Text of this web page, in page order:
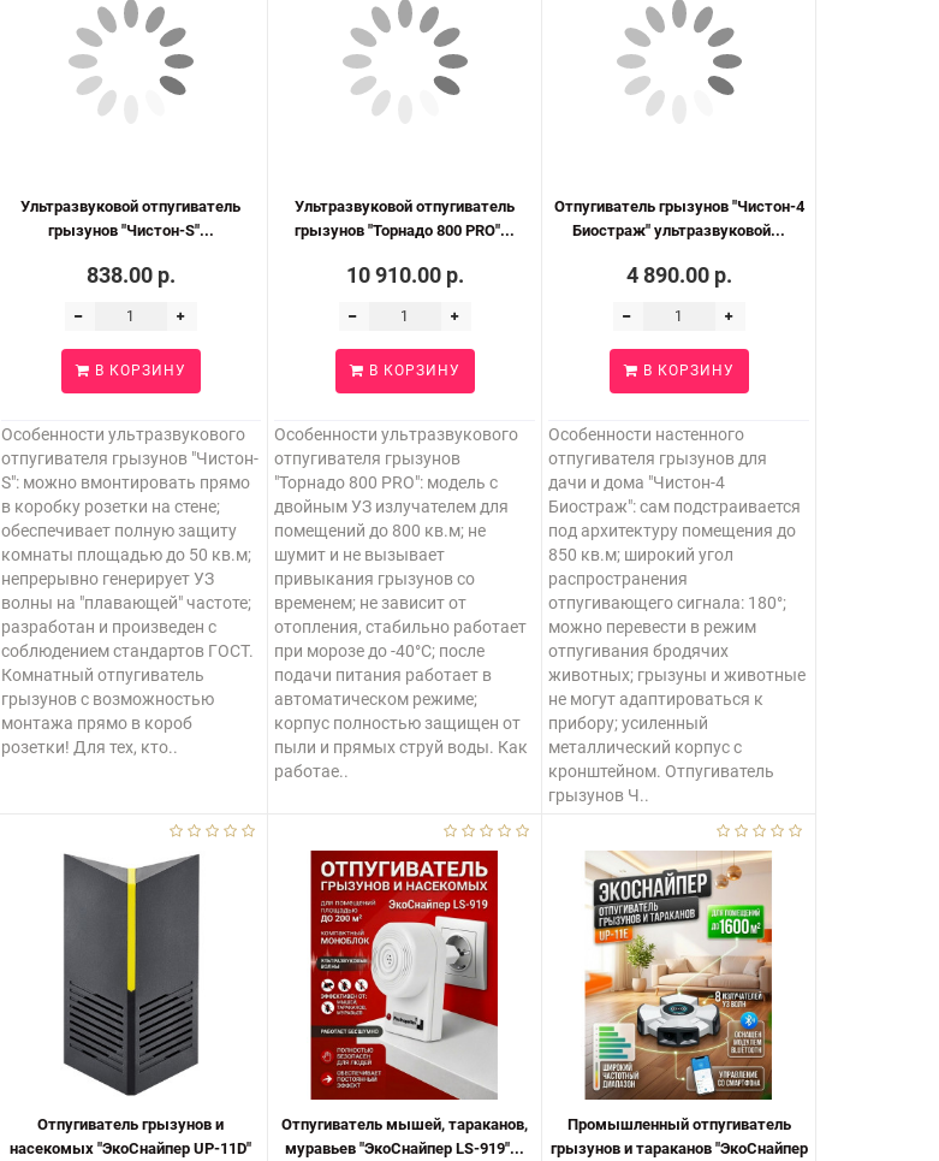
Ультразвуковой отпугиватель
грызунов "Чистон-S"...
838.00 р.
В КОРЗИНУ
Особенности ультразвукового
отпугивателя грызунов "Чистон-
S": можно вмонтировать прямо
в коробку розетки на стене;
обеспечивает полную защиту
комнаты площадью до 50 кв.м;
непрерывно генерирует УЗ
волны на "плавающей" частоте;
разработан и произведен с
соблюдением стандартов ГОСТ.
Комнатный отпугиватель
грызунов с возможностью
монтажа прямо в короб
розетки! Для тех, кто..
Ультразвуковой отпугиватель
грызунов "Торнадо 800 PRO"...
10 910.00 р.
В КОРЗИНУ
Особенности ультразвукового
отпугивателя грызунов
"Торнадо 800 PRO": модель с
двойным УЗ излучателем для
помещений до 800 кв.м; не
шумит и не вызывает
привыкания грызунов со
временем; не зависит от
отопления, стабильно работает
при морозе до -40°C; после
подачи питания работает в
автоматическом режиме;
корпус полностью защищен от
пыли и прямых струй воды. Как
работае..
Отпугиватель грызунов "Чистон-4
Биостраж" ультразвуковой...
4 890.00 р.
В КОРЗИНУ
Особенности настенного
отпугивателя грызунов для
дачи и дома "Чистон-4
Биостраж": сам подстраивается
под архитектуру помещения до
850 кв.м; широкий угол
распространения
отпугивающего сигнала: 180°;
можно перевести в режим
отпугивания бродячих
животных; грызуны и животные
не могут адаптироваться к
прибору; усиленный
металлический корпус с
кронштейном. Отпугиватель
грызунов Ч..
Отпугиватель грызунов и
насекомых "ЭкоСнайпер UP-11D"
Отпугиватель мышей, тараканов,
муравьев "ЭкоСнайпер LS-919"...
Промышленный отпугиватель
грызунов и тараканов "ЭкоСнайпер